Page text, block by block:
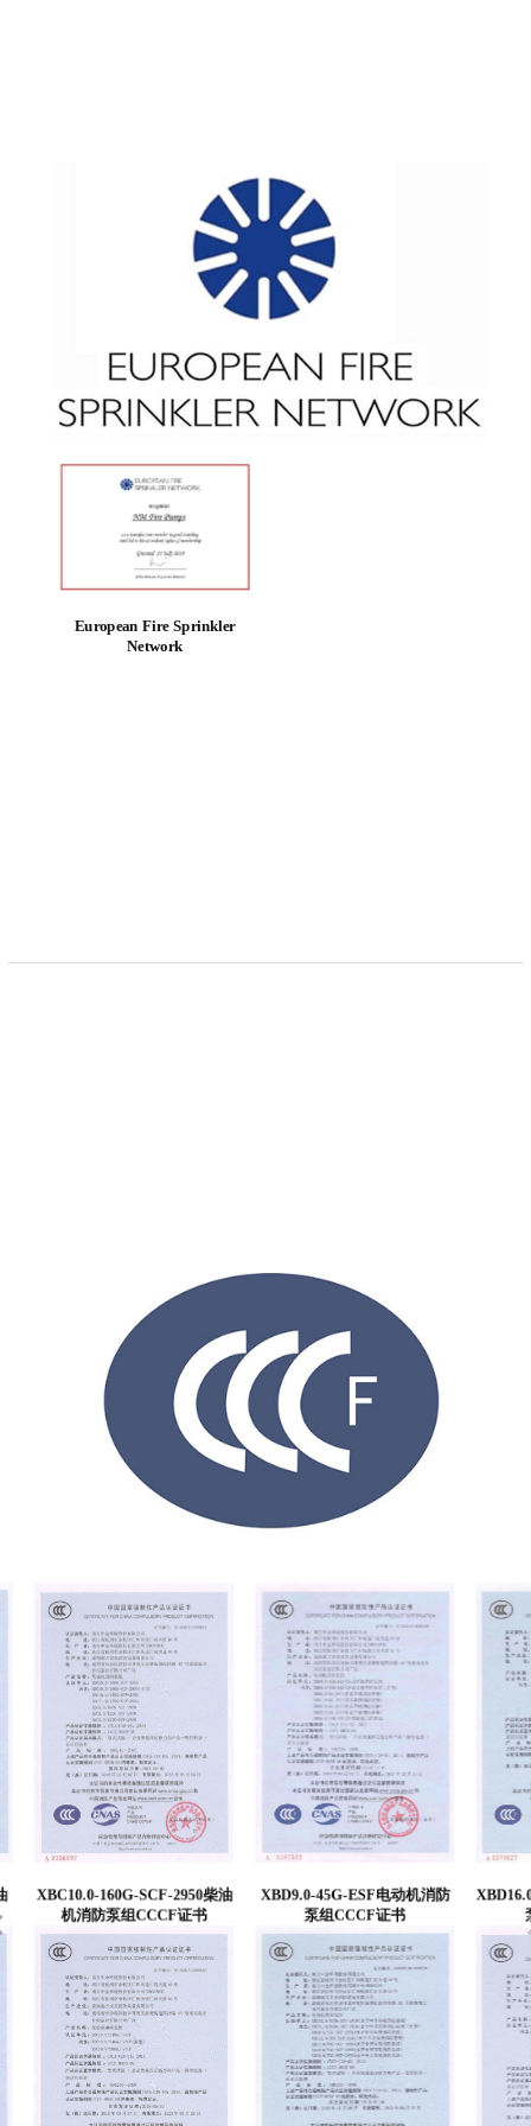
European Fire Sprinkler
Network
柴油
XBD9.0-45G-ESF电动机消防
泵组CCCF证书
XBD16.0-200GJ-VTP深井消防
泵组CCCF证书